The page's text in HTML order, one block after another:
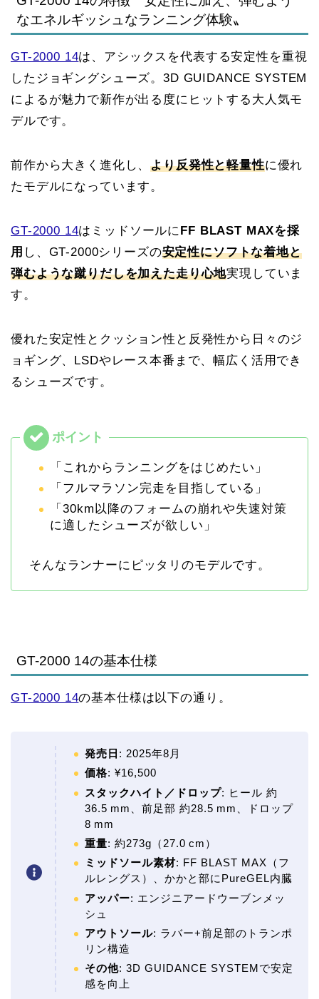
なエネルギッシュなランニング体験〟
GT-2000 14は、アシックスを代表する安定性を重視
したジョギングシューズ。3D GUIDANCE SYSTEM
によるが魅力で新作が出る度にヒットする大人気モ
デルです。
前作から大きく進化し、より反発性と軽量性に優れ
たモデルになっています。
GT-2000 14はミッドソールにFF BLAST MAXを採
用 し、GT-2000シリーズの安定性にソフトな着地と
弾むような蹴りだしを加えた走り心地実現していま
す。
優れた安定性とクッション性と反発性から日々のジ
ョギング、LSDやレース本番まで、幅広く活用でき
るシューズです。
「これからランニングをはじめたい」
「フルマラソン完走を目指している」
「30km以降のフォームの崩れや失速対策
に適したシューズが欲しい」
そんなランナーにピッタリのモデルです。
GT-2000 14の基本仕様
GT-2000 14の基本仕様は以下の通り。
発売日 : 2025年8月
価格: ¥16,500
スタックハイト／ドロップ: ヒール 約
36.5 mm、前足部 約28.5 mm、ドロップ
8 mm
重量: 約273g（27.0 cm）
ミッドソール素材: FF BLAST MAX（フ
ルレングス）、かかと部にPureGEL内臓
アッパー: エンジニアードウーブンメッ
シュ
アウトソール: ラバー+前足部のトランポ
リン構造
その他: 3D GUIDANCE SYSTEMで安定
感を向上